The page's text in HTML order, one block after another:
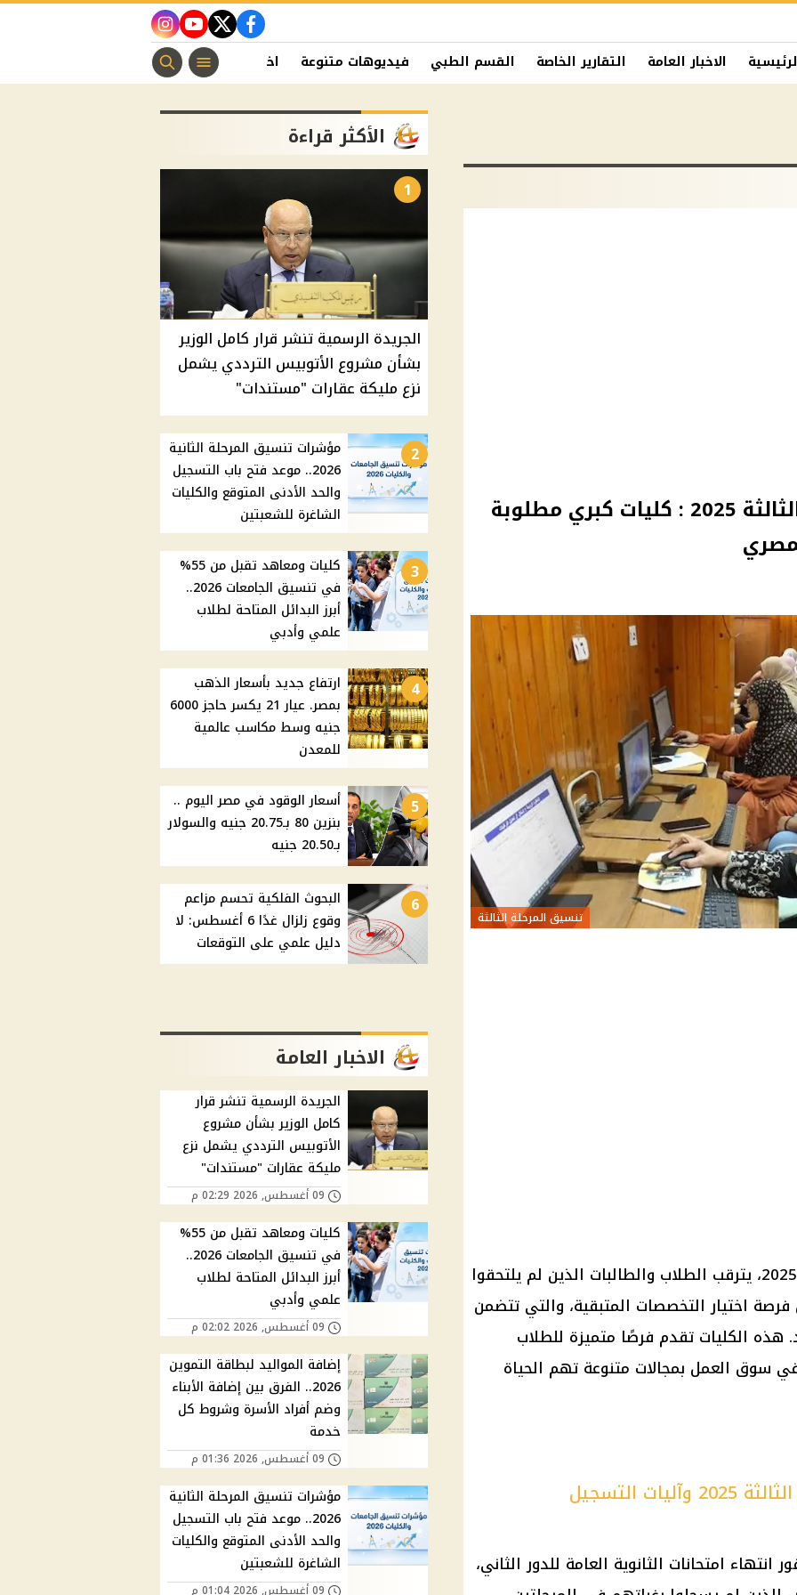
facebook
twitter
youtube
instagram
الاخبار العامة التقارير الخاصة القسم الطبي فيديوهات متنوعة اخبار الفن منوعات مسيحية
مؤشرات تنسيق المرحلة الثالثة 2025 : كليات كبري مطلوبة
تنسيق المرحلة الثالثة
، يترقب الطلاب والطالبات الذين لم يلتحقوا
فرصة اختيار التخصصات المتبقية، والتي تتضمن
هذه الكليات تقدم فرصًا متميزة للطلاب
سوق العمل بمجالات متنوعة تهم الحياة
التسجيل
امتحانات الثانوية العامة للدور الثاني،
الأكثر قراءة
1
الجريدة الرسمية تنشر قرار كامل الوزير
بشأن مشروع الأتوبيس الترددي يشمل
نزع مليكة عقارات "مستندات"
2
مؤشرات تنسيق المرحلة الثانية
2026.. موعد فتح باب التسجيل
والحد الأدنى المتوقع والكليات
الشاغرة للشعبتين
3
كليات ومعاهد تقبل من 55%
في تنسيق الجامعات 2026..
أبرز البدائل المتاحة لطلاب
علمي وأدبي
4
ارتفاع جديد بأسعار الذهب
بمصر. عيار 21 يكسر حاجز 6000
جنيه وسط مكاسب عالمية
للمعدن
5
أسعار الوقود في مصر اليوم ..
بنزين 80 بـ20.75 جنيه والسولار
بـ20.50 جنيه
6
البحوث الفلكية تحسم مزاعم
وقوع زلزال غدًا 6 أغسطس: لا
دليل علمي على التوقعات
الاخبار العامة
الجريدة الرسمية تنشر قرار
كامل الوزير بشأن مشروع
الأتوبيس الترددي يشمل نزع
مليكة عقارات "مستندات"
09 أغسطس, 2026 02:29 م
كليات ومعاهد تقبل من 55%
في تنسيق الجامعات 2026..
أبرز البدائل المتاحة لطلاب
علمي وأدبي
09 أغسطس, 2026 02:02 م
إضافة المواليد لبطاقة التموين
2026.. الفرق بين إضافة الأبناء
وضم أفراد الأسرة وشروط كل
خدمة
09 أغسطس, 2026 01:36 م
مؤشرات تنسيق المرحلة الثانية
2026.. موعد فتح باب التسجيل
والحد الأدنى المتوقع والكليات
الشاغرة للشعبتين
09 أغسطس, 2026 01:04 م